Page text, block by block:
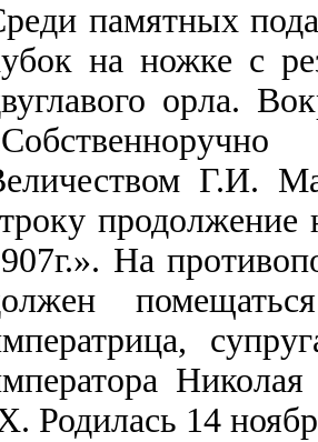
памятных
на ножке с
орла.
Г.И.
продолжение
На
Родилась 14